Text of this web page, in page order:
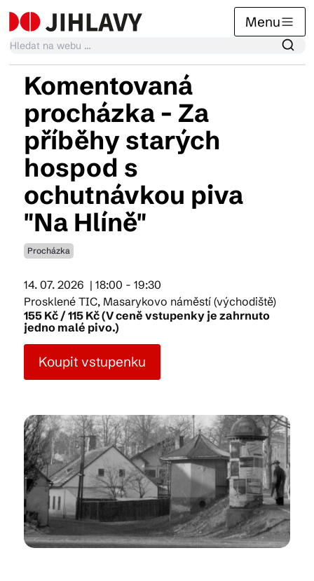
Menu
Kalendář akcí
Tradiční akce
Články
Suvenýry
Praktické info
Kam vyrazit
CS EN DE
© 2026 Brána Jihlavy
Komentovaná
procházka - Za
příběhy starých
hospod s
ochutnávkou piva
"Na Hlíně"
Procházka
14. 07. 2026 | 18:00 - 19:30
Prosklené TIC, Masarykovo náměstí (východiště)
155 Kč / 115 Kč (V ceně vstupenky je zahrnuto
jedno malé pivo.)
Koupit vstupenku